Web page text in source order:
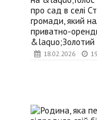
18.02.2026
про сад в селі
громади, який
приватно-
&laquo;Золотий